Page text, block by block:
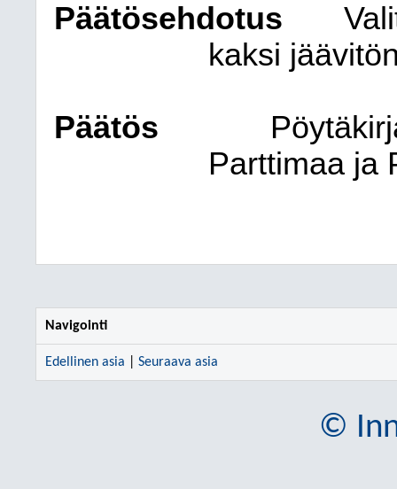
Päätösehdotus
kaksi
Päätös
Parttimaa ja
Navigointi
Edellinen asia Seuraava asia
©